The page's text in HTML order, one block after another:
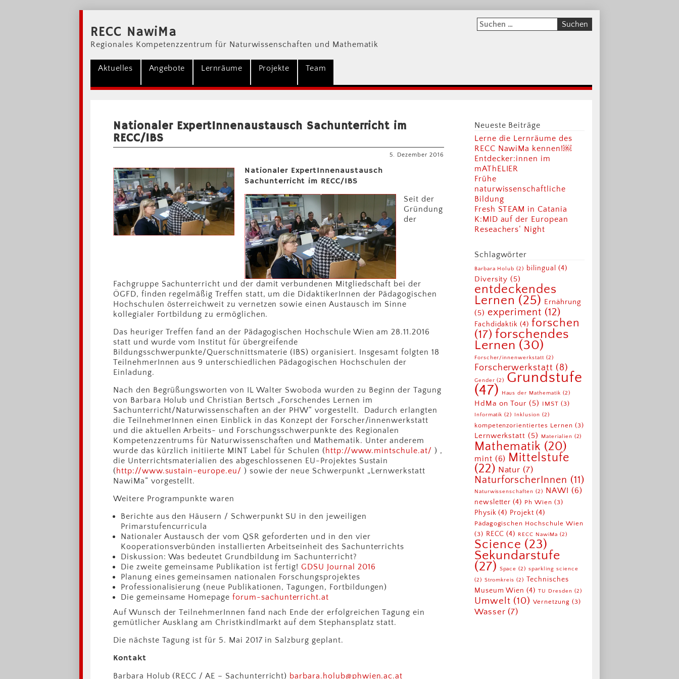
RECC NawiMa
Regionales Kompetenzzentrum für Naturwissenschaften und Mathematik
Aktuelles Angebote Lernräume Projekte Team
Nationaler ExpertInnenaustausch Sachunterricht im
RECC/IBS
5. Dezember 2016
Nationaler ExpertInnenaustausch
Sachunterricht im RECC/IBS
Seit der
Gründung
der
Fachgruppe Sachunterricht und der damit verbundenen Mitgliedschaft bei der
ÖGFD, finden regelmäßig Treffen statt, um die DidaktikerInnen der Pädagogischen
Hochschulen österreichweit zu vernetzen sowie einen Austausch im Sinne
kollegialer Fortbildung zu ermöglichen.
Das heuriger Treffen fand an der Pädagogischen Hochschule Wien am 28.11.2016
statt und wurde vom Institut für übergreifende
Bildungsschwerpunkte/Querschnittsmaterie (IBS) organisiert. Insgesamt folgten 18
TeilnehmerInnen aus 9 unterschiedlichen Pädagogischen Hochschulen der
Einladung.
Nach den Begrüßungsworten von IL Walter Swoboda wurden zu Beginn der Tagung
von Barbara Holub und Christian Bertsch „Forschendes Lernen im
Sachunterricht/Naturwissenschaften an der PHW“ vorgestellt. Dadurch erlangten
die TeilnehmerInnen einen Einblick in das Konzept der Forscher/innenwerkstatt
und die aktuellen Arbeits- und Forschungsschwerpunkte des Regionalen
Kompetenzzentrums für Naturwissenschaften und Mathematik. Unter anderem
wurde das kürzlich initiierte MINT Label für Schulen (http://www.mintschule.at/ ) ,
die Unterrichtsmaterialien des abgeschlossenen EU-Projektes Sustain
(http://www.sustain-europe.eu/ ) sowie der neue Schwerpunkt „Lernwerkstatt
NawiMa“ vorgestellt.
Weitere Programpunkte waren
Berichte aus den Häusern / Schwerpunkt SU in den jeweiligen
Primarstufencurricula
Nationaler Austausch der vom QSR geforderten und in den vier
Kooperationsverbünden installierten Arbeitseinheit des Sachunterrichts
Diskussion: Was bedeutet Grundbildung im Sachunterricht?
Die zweite gemeinsame Publikation ist fertig! GDSU Journal 2016
Planung eines gemeinsamen nationalen Forschungsprojektes
Professionalisierung (neue Publikationen, Tagungen, Fortbildungen)
Die gemeinsame Homepageforum-sachunterricht.at
Auf Wunsch der TeilnehmerInnen fand nach Ende der erfolgreichen Tagung ein
gemütlicher Ausklang am Christkindlmarkt auf dem Stephansplatz statt.
Die nächste Tagung ist für 5. Mai 2017 in Salzburg geplant.
Kontakt
Barbara Holub (RECC / AE – Sachunterricht) barbara.holub@phwien.ac.at
Neueste Beiträge
Lerne die Lernräume des
RECC NawiMa kennen!￼
Entdecker:innen im
mAThELIER
Frühe
naturwissenschaftliche
Bildung
Fresh STEAM in Catania
K:MID auf der European
Reseachers‘ Night
Schlagwörter
Barbara Holub (2) bilingual (4)
Diversity (5)
entdeckendes
Lernen (25) Ernährung
(5) experiment (12)
Fachdidaktik (4) forschen
(17) forschendes
Lernen (30)
Forscher/innenwerkstatt(2)
Forscherwerkstatt (8)
Gender (2) Grundstufe
(47) Haus der Mathematik (2)
HdMa on Tour (5) IMST (3)
Informatik (2) Inklusion (2)
kompetenzorientiertes Lernen (3)
Lernwerkstatt (5) Materialien (2)
Mathematik (20)
mint (6) Mittelstufe
(22) Natur (7)
NaturforscherInnen (11)
Naturwissenschaften (2) NAWI (6)
newsletter (4) Ph Wien (3)
Physik (4) Projekt (4)
Pädagogischen Hochschule Wien
(3) RECC (4) RECC NawiMa (2)
Science (23)
Sekundarstufe
(27) Space (2) sparkling science
(2) Stromkreis (2) Technisches
Museum Wien (4) TU Dresden (2)
Umwelt (10) Vernetzung (3)
Wasser (7)